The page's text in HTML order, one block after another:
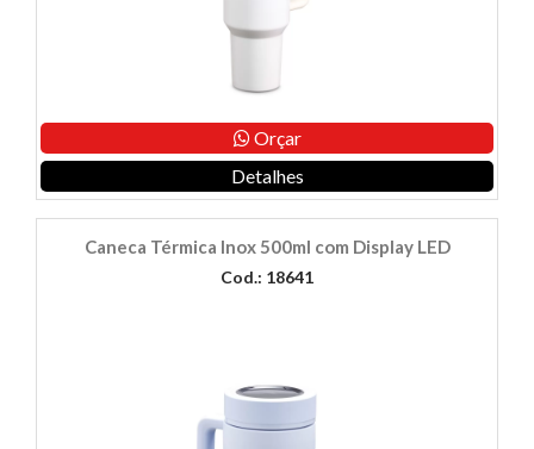
Orçar
Detalhes
Caneca Térmica Inox 500ml com Display LED
Cod.: 18641